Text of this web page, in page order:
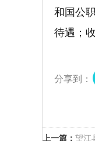
和国公
待遇；
分享到：
上一篇： 望江